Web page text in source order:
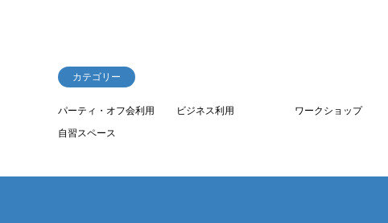
カテゴリー
パーティ・オフ会利用 ビジネス利用 ワークショップ
自習スペース